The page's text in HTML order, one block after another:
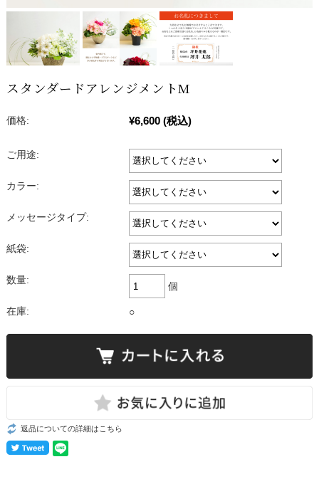
スタンダードアレンジメントM
価格: ¥6,600 (税込)
ご用途:
カラー:
メッセージタイプ:
紙袋:
数量:
個
在庫: ○
返品についての詳細はこちら